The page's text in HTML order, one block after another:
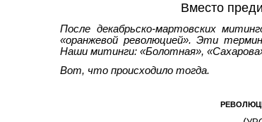
Вместо
После декабрьско-мартовских
«оранжевой революцией». Эти
Наши митинги: «Болотная»,
Вот, что происходило тогда.